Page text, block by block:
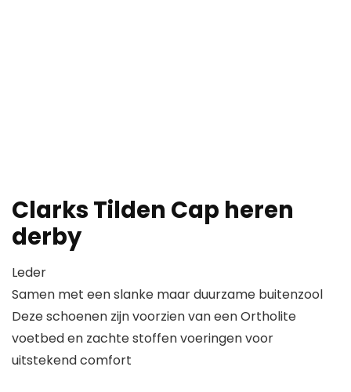
Clarks Tilden Cap heren
derby
Leder
Samen met een slanke maar duurzame buitenzool
Deze schoenen zijn voorzien van een Ortholite
voetbed en zachte stoffen voeringen voor
uitstekend comfort